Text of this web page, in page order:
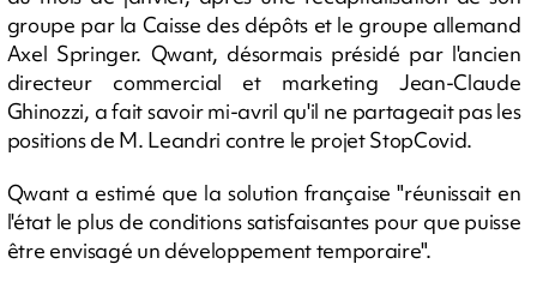
groupe par la Caisse des dépôts et le groupe allemand
Axel Springer. Qwant, désormais présidé par l'ancien
directeur commercial et marketing Jean-Claude
Ghinozzi, a fait savoir mi-avril qu'il ne partageait pas les
positions de M. Leandri contre le projet StopCovid.
Qwant a estimé que la solution française "réunissait en
l'état le plus de conditions satisfaisantes pour que puisse
être envisagé un développement temporaire".